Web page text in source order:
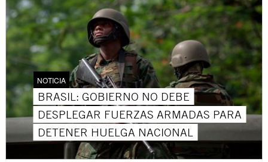
NOTICIA
BRASIL: GOBIERNO NO DEBE
DESPLEGAR FUERZAS ARMADAS PARA
DETENER HUELGA NACIONAL